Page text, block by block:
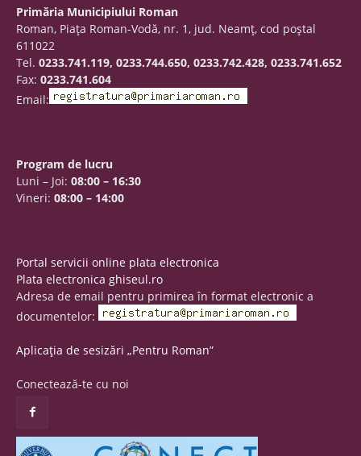
Primăria Municipiului Roman
Roman, Piaţa Roman-Vodă, nr. 1, jud. Neamţ, cod poştal
611022
Tel. 0233.741.119, 0233.744.650, 0233.742.428, 0233.741.652
Fax: 0233.741.604
Email:
Program de lucru
Luni – Joi: 08:00 – 16:30
Vineri: 08:00 – 14:00
Portal servicii online plata electronica
Plata electronica ghiseul.ro
Adresa de email pentru primirea în format electronic a
documentelor:
Aplicația de sesizări „Pentru Roman”
Conectează-te cu noi